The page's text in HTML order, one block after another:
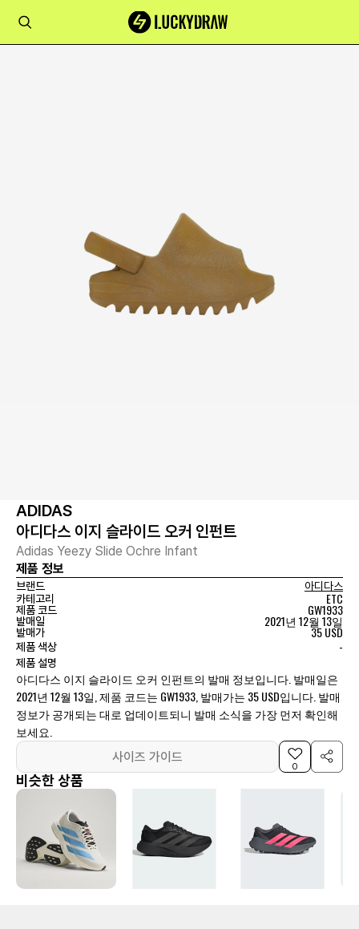
ADIDAS
아디다스 이지 슬라이드 오커 인펀트
Adidas Yeezy Slide Ochre Infant
제품 정보
브랜드
아디다스
카테고리
ETC
제품 코드 GW1933
발매일 2021년 12월 13일
발매가 35 USD
제품 색상 -
제품 설명
아디다스 이지 슬라이드 오커 인펀트의 발매 정보입니다. 발매일은
2021년 12월 13일, 제품 코드는 GW1933, 발매가는 35 USD입니다. 발매
정보가 공개되는 대로 업데이트되니 발매 소식을 가장 먼저 확인해
보세요.
사이즈 가이드
0
비슷한 상품